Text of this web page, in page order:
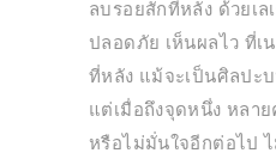
ลบรอยสักที่หลัง ด้วยเล
ปลอดภัย เห็นผลไว ที่เ
ที่หลัง แม้จะเป็นศิลปะ
แต่เมื่อถึงจุดหนึ่ง หลา
หรือไม่มั่นใจอีกต่อไป ไ